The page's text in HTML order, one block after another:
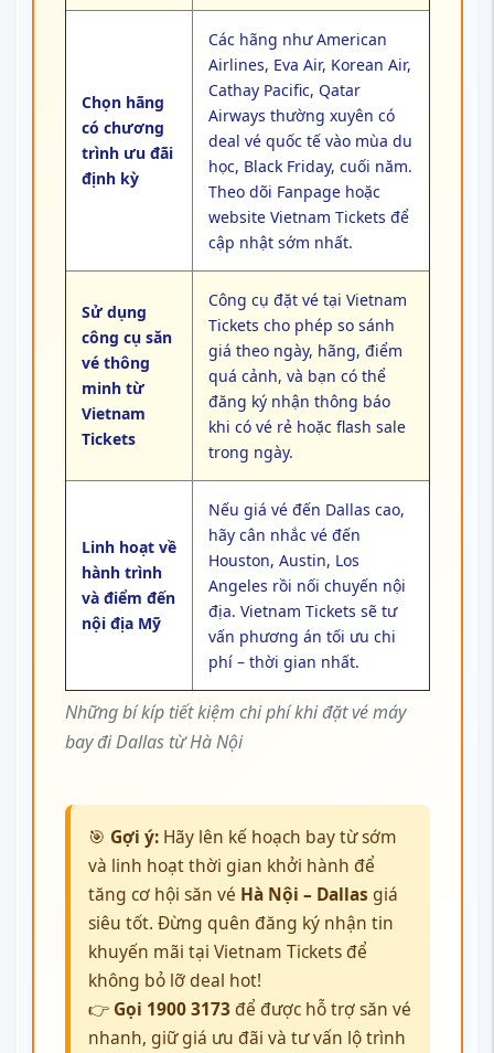
Những bí kíp tiết kiệm chi phí khi đặt vé máy
bay đi Dallas từ Hà Nội
Chọn hãng
có chương
trình ưu đãi
định kỳ
Các hãng như American
Airlines, Eva Air, Korean Air,
Cathay Pacific, Qatar
Airways thường xuyên có
deal vé quốc tế vào mùa du
học, Black Friday, cuối năm.
Theo dõi Fanpage hoặc
website Vietnam Tickets để
cập nhật sớm nhất.
Sử dụng
công cụ săn
vé thông
minh từ
Vietnam
Tickets
Công cụ đặt vé tại Vietnam
Tickets cho phép so sánh
giá theo ngày, hãng, điểm
quá cảnh, và bạn có thể
đăng ký nhận thông báo
khi có vé rẻ hoặc flash sale
trong ngày.
Linh hoạt về
hành trình
và điểm đến
nội địa Mỹ
Nếu giá vé đến Dallas cao,
hãy cân nhắc vé đến
Houston, Austin, Los
Angeles rồi nối chuyến nội
địa. Vietnam Tickets sẽ tư
vấn phương án tối ưu chi
phí – thời gian nhất.
🎯 Gợi ý:Hãy lên kế hoạch bay từ sớm
và linh hoạt thời gian khởi hành để
tăng cơ hội săn vé Hà Nội – Dallas giá
siêu tốt. Đừng quên đăng ký nhận tin
khuyến mãi tại Vietnam Tickets để
không bỏ lỡ deal hot!
👉 Gọi 1900 3173để được hỗ trợ săn vé
nhanh, giữ giá ưu đãi và tư vấn lộ trình